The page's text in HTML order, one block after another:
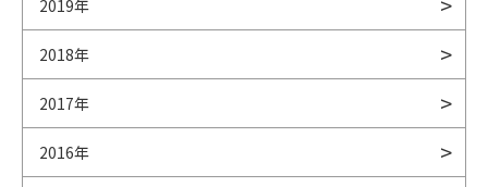
2019年
2018年
2017年
2016年